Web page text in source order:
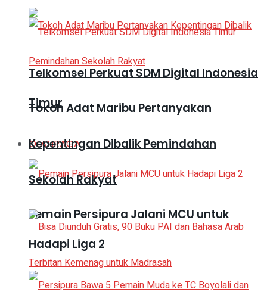
Telkomsel Perkuat SDM Digital Indonesia
Timur
OLAHRAGA
Pemain Persipura Jalani MCU untuk
Hadapi Liga 2
Tokoh Adat Maribu Pertanyakan
Kepentingan Dibalik Pemindahan
Sekolah Rakyat